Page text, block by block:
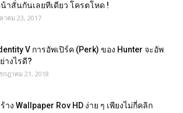
าสั่นกันเลยทีเดียว โครตโหด !
าคม 23, 2017
V การอัพเปิร์ค (Perk) ของ Hunter จะอัพ
างไรดี?
กฎาคม 21, 2018
าง Wallpaper Rov HD ง่าย ๆ เพียงไม่กี่คลิก